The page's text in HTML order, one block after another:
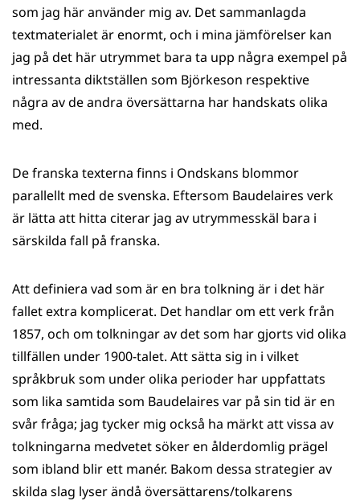
som jag här använder mig av. Det sammanlagda
textmaterialet är enormt, och i mina jämförelser kan
jag på det här utrymmet bara ta upp några exempel på
intressanta diktställen som Björkeson respektive
några av de andra översättarna har handskats olika
med.
De franska texterna finns i Ondskans blommor
parallellt med de svenska. Eftersom Baudelaires verk
är lätta att hitta citerar jag av utrymmesskäl bara i
särskilda fall på franska.
Att definiera vad som är en bra tolkning är i det här
fallet extra komplicerat. Det handlar om ett verk från
1857, och om tolkningar av det som har gjorts vid olika
tillfällen under 1900-talet. Att sätta sig in i vilket
språkbruk som under olika perioder har uppfattats
som lika samtida som Baudelaires var på sin tid är en
svår fråga; jag tycker mig också ha märkt att vissa av
tolkningarna medvetet söker en ålderdomlig prägel
som ibland blir ett manér. Bakom dessa strategier av
skilda slag lyser ändå översättarens/tolkarens